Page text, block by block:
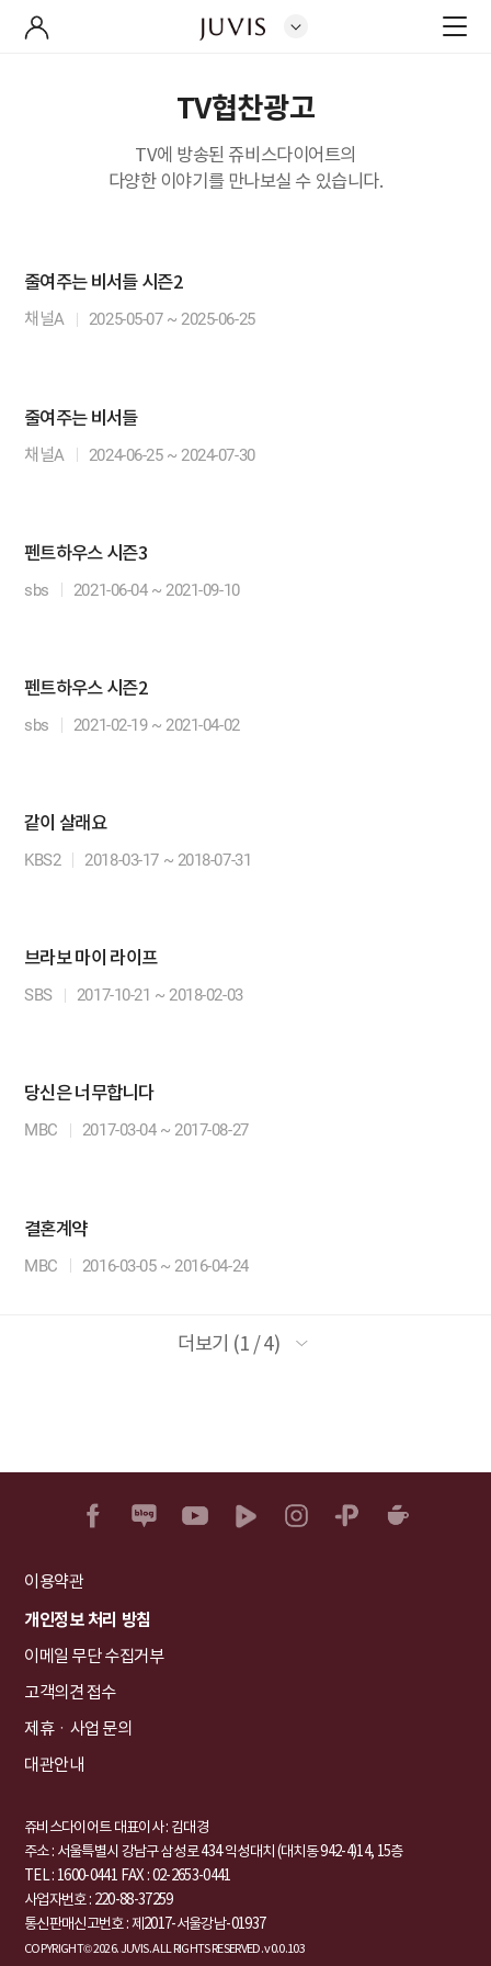
TV협찬광고
TV에 방송된 쥬비스다이어트의
다양한 이야기를 만나보실 수 있습니다.
줄여주는 비서들 시즌2
채널A 2025-05-07 ~ 2025-06-25
줄여주는 비서들
채널A 2024-06-25 ~ 2024-07-30
펜트하우스 시즌3
sbs 2021-06-04 ~ 2021-09-10
펜트하우스 시즌2
sbs 2021-02-19 ~ 2021-04-02
같이 살래요
KBS2 2018-03-17 ~ 2018-07-31
브라보 마이 라이프
SBS 2017-10-21 ~ 2018-02-03
당신은 너무합니다
MBC 2017-03-04 ~ 2017-08-27
결혼계약
MBC 2016-03-05 ~ 2016-04-24
더보기 (1 / 4)
이용약관
개인정보 처리 방침
이메일 무단 수집거부
고객의견 접수
제휴ㆍ사업 문의
대관안내
쥬비스다이어트 대표이사 : 김대경
주소 : 서울특별시 강남구 삼성로 434 익성대치 (대치동 942-4)14, 15층
TEL : 1600-0441 FAX : 02-2653-0441
사업자번호 : 220-88-37259
통신판매신고번호 : 제2017-서울강남-01937
COPYRIGHT© 2026. JUVIS. ALL RIGHTS RESERVED. v0.0.103